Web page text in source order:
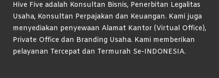
Hive Five adalah Konsultan Bisnis, Penerbitan Legalitas
Usaha, Konsultan Perpajakan dan Keuangan. Kami juga
menyediakan penyewaan Alamat Kantor (Virtual Office),
Private Office dan Branding Usaha. Kami memberikan
pelayanan Tercepat dan Termurah Se-INDONESIA.